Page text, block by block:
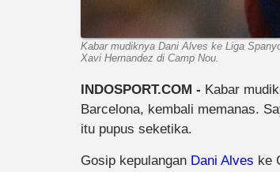
Kabar mudiknya Dani Alves ke Liga
Xavi Hernandez di Camp Nou.
INDOSPORT.COM - Kabar
Barcelona, kembali memanas.
itu pupus seketika.
Gosip kepulangan Dani Alves ke